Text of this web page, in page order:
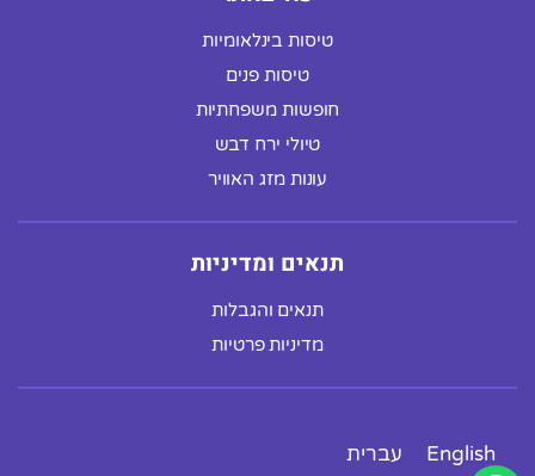
טיסות בינלאומיות
טיסות פנים
חופשות משפחתיות
טיולי ירח דבש
עונות מזג האוויר
תנאים ומדיניות
תנאים והגבלות
מדיניות פרטיות
English עברית